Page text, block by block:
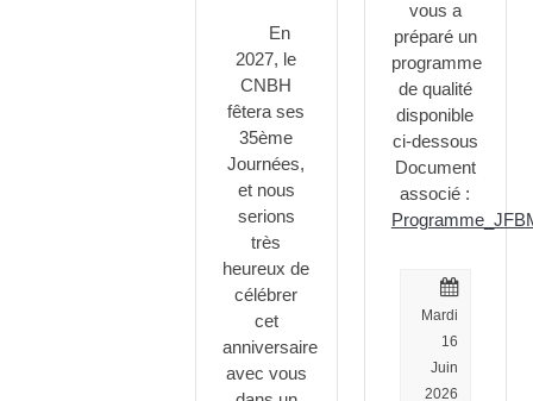
En
2027, le
CNBH
fêtera ses
35ème
Journées,
et nous
serions
très
heureux de
célébrer
cet
anniversaire
avec vous
vous a
préparé un
programme
de qualité
disponible
ci-dessous
Document
associé :
Mardi
16
Juin
2026